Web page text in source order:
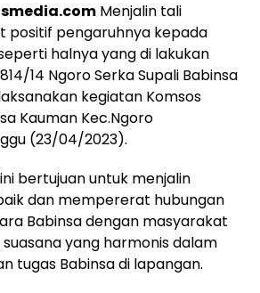
Menjalin tali
positif pengaruhnya kepada
halnya yang di lakukan
14 Ngoro Serka Supali Babinsa
kegiatan Komsos
Kauman Kec.Ngoro
(23/04/2023).
bertujuan untuk menjalin
dan mempererat hubungan
Babinsa dengan masyarakat
yang harmonis dalam
tugas Babinsa di lapangan.